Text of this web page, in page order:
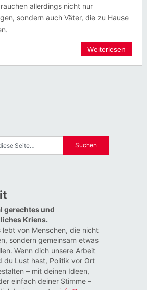
allerdings nicht nur
sondern auch Väter, die zu Hause
Weiterlesen
gerechtes und
Kriens.
lebt von Menschen, die nicht
sondern gemeinsam etwas
Wenn dich unsere Arbeit
du Lust hast, Politik vor Ort
– mit deinen Ideen,
einfach deiner Stimme –